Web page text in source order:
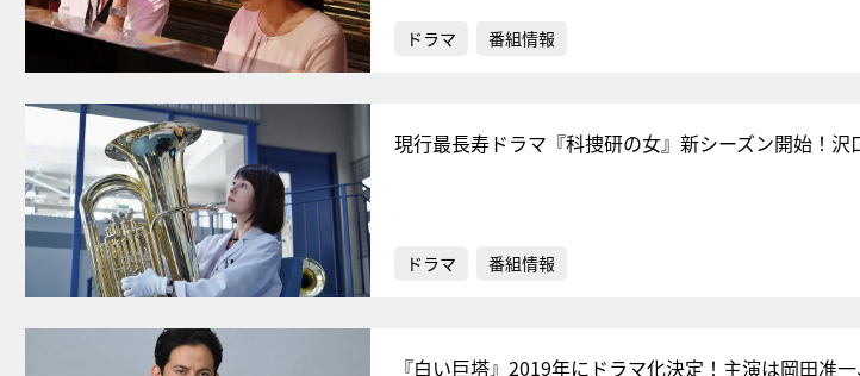
ドラマ 番組情報
現行最長寿ドラマ『科捜研の女』新シーズン開始！沢
ドラマ 番組情報
『白い巨塔』2019年にドラマ化決定！主演は岡田准